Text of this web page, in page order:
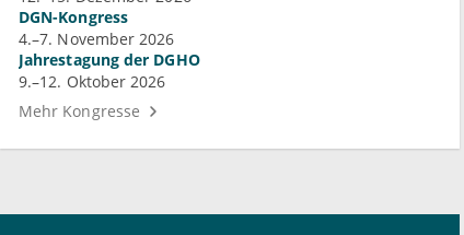
DGN-Kongress
4.–7. November 2026
Jahrestagung der DGHO
9.–12. Oktober 2026
Mehr Kongresse